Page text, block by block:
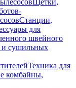
Щетки,
Станции,
для
швейного
и сушильных
Техника для
комбайны,